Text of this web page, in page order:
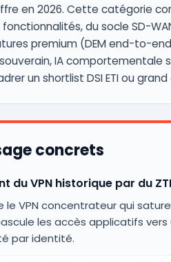
en 2026. Cette catégorie
du socle SD-
premium (DEM end-to-
IA comportementale
un shortlist DSI ETI ou
concrets
du VPN historique par du
le VPN concentrateur qui
les accès applicatifs vers
par identité.